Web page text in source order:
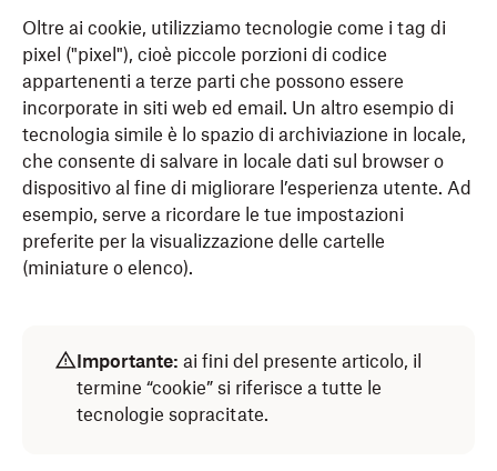
Oltre ai cookie, utilizziamo tecnologie come i tag di
pixel ("pixel"), cioè piccole porzioni di codice
appartenenti a terze parti che possono essere
incorporate in siti web ed email. Un altro esempio di
tecnologia simile è lo spazio di archiviazione in locale,
che consente di salvare in locale dati sul browser o
dispositivo al fine di migliorare l’esperienza utente. Ad
esempio, serve a ricordare le tue impostazioni
preferite per la visualizzazione delle cartelle
(miniature o elenco).
Importante: ai fini del presente articolo, il
termine “cookie” si riferisce a tutte le
tecnologie sopracitate.